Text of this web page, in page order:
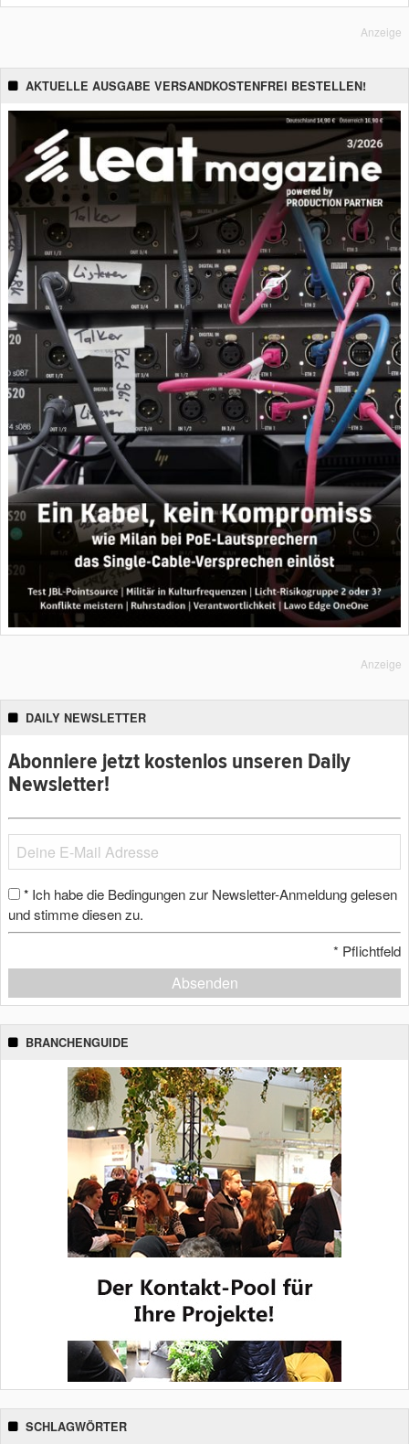
Anzeige
AKTUELLE AUSGABE VERSANDKOSTENFREI BESTELLEN!
Anzeige
DAILY NEWSLETTER
Abonniere jetzt kostenlos unseren Daily
Newsletter!
* Ich habe die Bedingungen zur Newsletter-Anmeldung gelesen
und stimme diesen zu.
* Pflichtfeld
Absenden
BRANCHENGUIDE
SCHLAGWÖRTER